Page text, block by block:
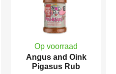
Op voorraad
Angus and Oink
Pigasus Rub